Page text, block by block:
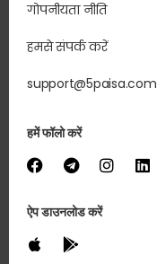
गोपनीयता नीति
हमसे संपर्क करें
support@5paisa.com
हमें फॉलो करें
ऐप डाउनलोड करें